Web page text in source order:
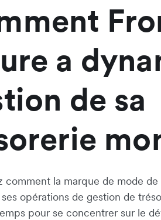
a
de sa
comment la marque de mode de
opérations de gestion de
pour se concentrer sur le